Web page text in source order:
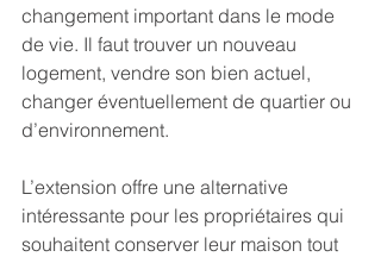
changement important dans le mode
de vie. Il faut trouver un nouveau
logement, vendre son bien actuel,
changer éventuellement de quartier ou
d’environnement.
L’extension offre une alternative
intéressante pour les propriétaires qui
souhaitent conserver leur maison tout